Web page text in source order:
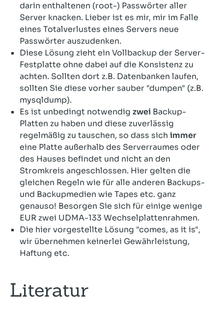
darin enthaltenen (root-) Passwörter aller
Server knacken. Lieber ist es mir, mir im Falle
eines Totalverlustes eines Servers neue
Passwörter auszudenken.
Diese Lösung zieht ein Vollbackup der Server-
Festplatte ohne dabei auf die Konsistenz zu
achten. Sollten dort z.B. Datenbanken laufen,
sollten Sie diese vorher sauber "dumpen" (z.B.
mysqldump).
Es ist unbedingt notwendig zwei Backup-
Platten zu haben und diese zuverlässig
regelmäßig zu tauschen, so dass sich immer
eine Platte außerhalb des Serverraumes oder
des Hauses befindet und nicht an den
Stromkreis angeschlossen. Hier gelten die
gleichen Regeln wie für alle anderen Backups-
und Backupmedien wie Tapes etc. ganz
genauso! Besorgen Sie sich für einige wenige
EUR zwei UDMA-133 Wechselplattenrahmen.
Die hier vorgestellte Lösung "comes, as it is",
wir übernehmen keinerlei Gewährleistung,
Haftung etc.
Literatur